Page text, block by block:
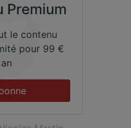
Premium
le contenu
pour 99 €